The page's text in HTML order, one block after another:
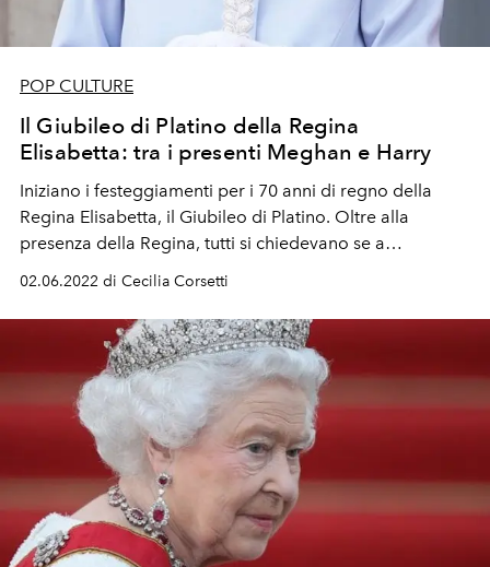
POP CULTURE
Il Giubileo di Platino della Regina
Elisabetta: tra i presenti Meghan e Harry
Iniziano i festeggiamenti per i 70 anni di regno della
Regina Elisabetta, il Giubileo di Platino. Oltre alla
presenza della Regina, tutti si chiedevano se a
Buckingham Palace sarebbero arrivati anche Meghan e
02.06.2022 di Cecilia Corsetti